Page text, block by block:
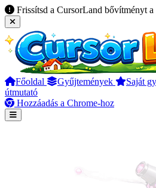
Frissítsd a CursorLand bővítményt a
Főoldal Gyűjtemények Saját
útmutató
Hozzáadás a Chrome-hoz